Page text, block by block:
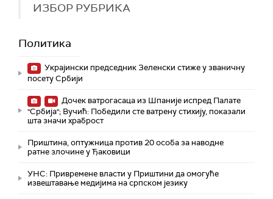
ИЗБОР РУБРИКА
Политика
Украјински председник Зеленски стиже у званичну
посету Србији
Дочек ватрогасаца из Шпаније испред Палате
"Србија"; Вучић: Победили сте ватрену стихију, показали
шта значи храброст
Приштина, оптужница против 20 особа за наводне
ратне злочине у Ђаковици
УНС: Привремене власти у Приштини да омогуће
извештавање медијима на српском језику